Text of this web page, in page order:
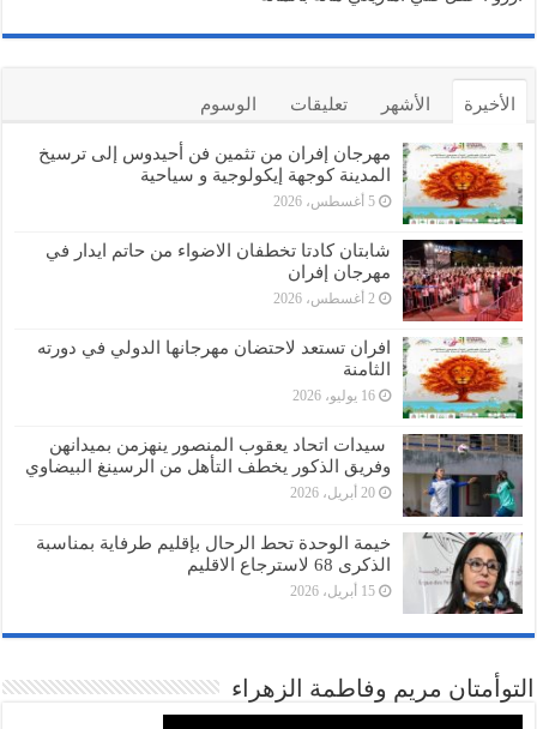
الأخيرة الأشهر تعليقات الوسوم
مهرجان إفران من تثمين فن أحيدوس إلى ترسيخ
المدينة كوجهة إيكولوجية و سياحية
5 أغسطس، 2026
شابتان كادتا تخطفان الاضواء من حاتم ايدار في
مهرجان إفران
2 أغسطس، 2026
افران تستعد لاحتضان مهرجانها الدولي في دورته
الثامنة
16 يوليو، 2026
سيدات اتحاد يعقوب المنصور ينهزمن بميدانهن
وفريق الذكور يخطف التأهل من الرسينغ البيضاوي
20 أبريل، 2026
خيمة الوحدة تحط الرحال بإقليم طرفاية بمناسبة
الذكرى 68 لاسترجاع الاقليم
15 أبريل، 2026
مريم وفاطمة الزهراء